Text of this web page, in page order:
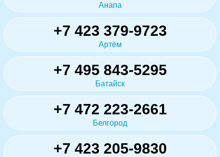
Анапа
+7 423 379-9723
Артём
+7 495 843-5295
Батайск
+7 472 223-2661
Белгород
+7 423 205-9830